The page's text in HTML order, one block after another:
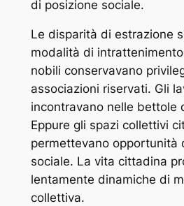
di posizione sociale.
Le disparità di estrazione
modalità di
nobili conservavano
associazioni riservati. Gli
incontravano nelle bettole
Eppure gli spazi collettivi
permettevano opportunità
sociale. La vita cittadina
lentamente dinamiche di
collettiva.